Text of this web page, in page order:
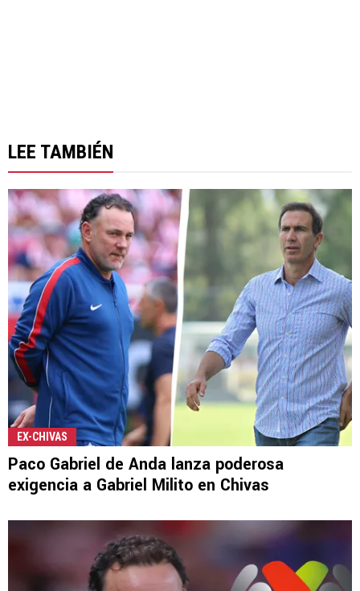
LEE TAMBIÉN
EX-CHIVAS
Paco Gabriel de Anda lanza poderosa
exigencia a Gabriel Milito en Chivas